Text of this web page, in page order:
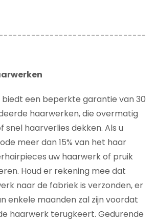
een beperkte garantie van 30
haarwerken, die overmatig
snel haarverlies dekken. Als u
meer dan 15% van het haar
uw haarwerk of pruik
Houd er rekening mee dat
naar de fabriek is verzonden, er
enkele maanden zal zijn voordat
haarwerk terugkeert. Gedurende